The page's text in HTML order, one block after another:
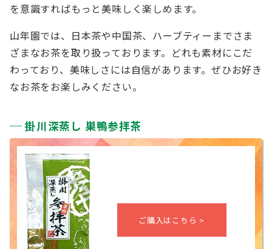
を意識すればもっと美味しく楽しめます。
山年園では、日本茶や中国茶、ハーブティーまでさま
ざまなお茶を取り扱っております。どれも素材にこだ
わっており、美味しさには自信があります。ぜひお好き
なお茶をお楽しみください。
掛川深蒸し 巣鴨参拝茶